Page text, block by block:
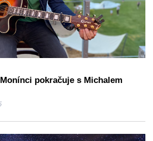
pokračuje s Michalem